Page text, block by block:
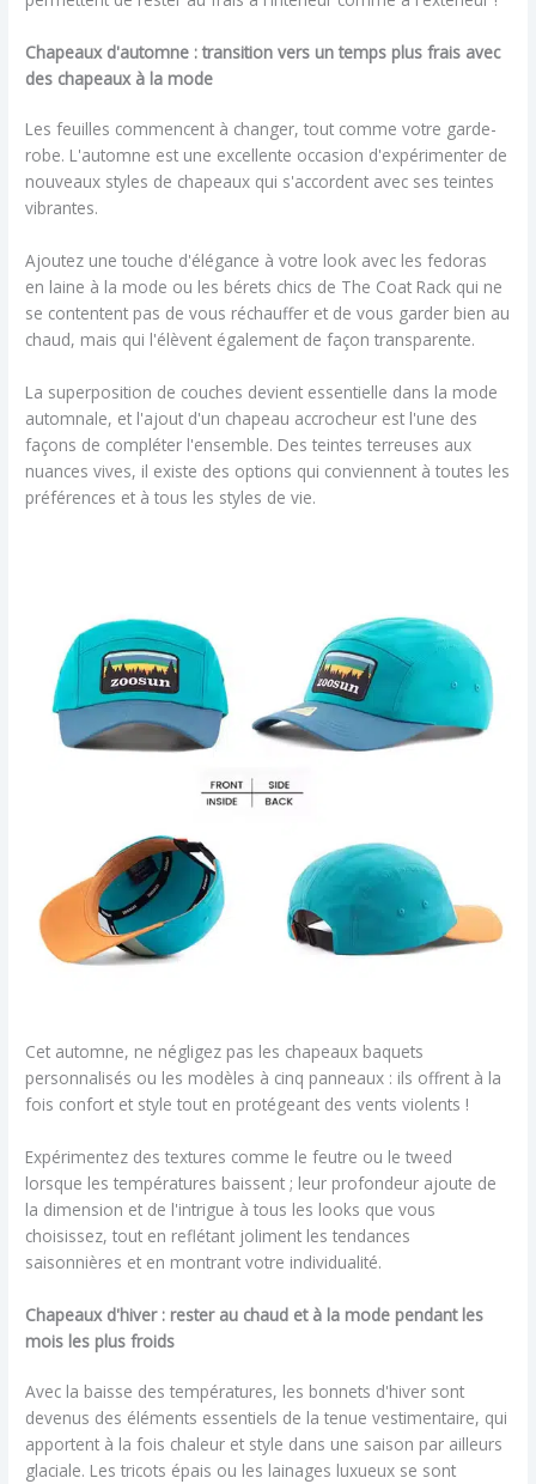
Chapeaux d'automne : transition vers un temps plus frais avec
des chapeaux à la mode
Les feuilles commencent à changer, tout comme votre garde-
robe. L'automne est une excellente occasion d'expérimenter de
nouveaux styles de chapeaux qui s'accordent avec ses teintes
vibrantes.
Ajoutez une touche d'élégance à votre look avec les fedoras
en laine à la mode ou les bérets chics de The Coat Rack qui ne
se contentent pas de vous réchauffer et de vous garder bien au
chaud, mais qui l'élèvent également de façon transparente.
La superposition de couches devient essentielle dans la mode
automnale, et l'ajout d'un chapeau accrocheur est l'une des
façons de compléter l'ensemble. Des teintes terreuses aux
nuances vives, il existe des options qui conviennent à toutes les
préférences et à tous les styles de vie.
Cet automne, ne négligez pas les chapeaux baquets
personnalisés ou les modèles à cinq panneaux : ils offrent à la
fois confort et style tout en protégeant des vents violents !
Expérimentez des textures comme le feutre ou le tweed
lorsque les températures baissent ; leur profondeur ajoute de
la dimension et de l'intrigue à tous les looks que vous
choisissez, tout en reflétant joliment les tendances
saisonnières et en montrant votre individualité.
Chapeaux d'hiver : rester au chaud et à la mode pendant les
mois les plus froids
Avec la baisse des températures, les bonnets d'hiver sont
devenus des éléments essentiels de la tenue vestimentaire, qui
apportent à la fois chaleur et style dans une saison par ailleurs
glaciale. Les tricots épais ou les lainages luxueux se sont